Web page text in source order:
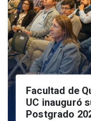
Facultad de
UC inauguró
Postgrado